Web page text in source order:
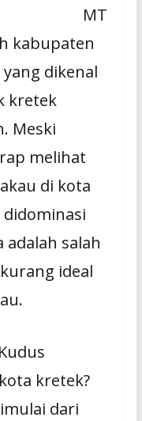
MT
kabupaten
dikenal
kretek
Meski
melihat
di kota
didominasi
salah
ideal
kretek?
dari